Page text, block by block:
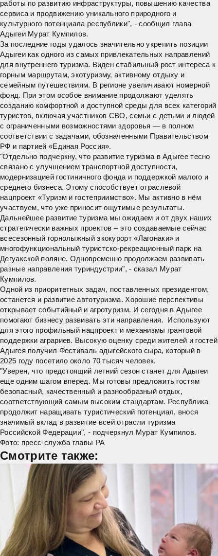
работы по развитию инфраструктуры, повышению качества
сервиса и продвижению уникального природного и
культурного потенциала республики", - сообщил глава
Адыгеи Мурат Кумпилов.
За последние годы удалось значительно укрепить позиции
Адыгеикак одного из самых привлекательных направлений
для внутреннего туризма. Виден стабильный рост интереса к
горным маршрутам, экотуризму, активному отдыху и
семейным путешествиям. В регионе увеличивают номерной
фонд. При этом особое внимание продолжают уделять
созданию комфортной и доступной среды для всех категорий
туристов, включая участников СВО, семьи с детьми и людей
с ограниченными возможностями здоровья — в полном
соответствии с задачами, обозначенными Правительством
РФ и партией «Единая Россия».
"Отдельно подчеркну, что развитие туризма в Адыгее тесно
связано с улучшением транспортной доступности,
модернизацией гостиничного фонда и поддержкой малого и
среднего бизнеса. Этому способствует отраслевой
нацпроект «Туризм и гостеприимство». Мы активно в нём
участвуем, что уже приносит ощутимые результаты.
Дальнейшее развитие туризма мы ожидаем и от двух наших
стратегически важных проектов – это создаваемые сейчас
всесезонный горнолыжный экокурорт «Лагонаки» и
многофункциональный туристско-рекреационный парк на
Дегуакской поляне. Одновременно продолжаем развивать
разные направления туриндустрии", - сказал Мурат
Кумпилов.
Одной из приоритетных задач, поставленных президентом,
останется и развитие автотуризма. Хорошие перспективы
открывает событийный и агротуризм. И сегодня в Адыгее
помогают бизнесу развивать эти направления. Используют
для этого профильный нацпроект и механизмы грантовой
поддержки аграриев. Высокую оценку среди жителей и гостей
Адыгея получил Фестиваль адыгейского сыра, который в
2025 году посетило около 70 тысяч человек.
"Уверен, что предстоящий летний сезон станет для Адыгеи
еще одним шагом вперед. Мы готовы предложить гостям
безопасный, качественный и разнообразный отдых,
соответствующий самым высоким стандартам. Республика
продолжит наращивать туристический потенциал, внося
значимый вклад в развитие всей отрасли туризма
Российской Федерации", - подчеркнул Мурат Кумпилов.
Фото: пресс-служба главы РА
Смотрите также: